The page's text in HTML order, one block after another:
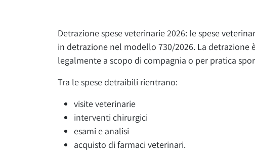
Detrazione spese veterinarie 2026: le spese
in detrazione nel modello 730/2026. La detrazione
legalmente a scopo di compagnia o per pratica
Tra le spese detraibili rientrano:
visite veterinarie
interventi chirurgici
esami e analisi
acquisto di farmaci veterinari.